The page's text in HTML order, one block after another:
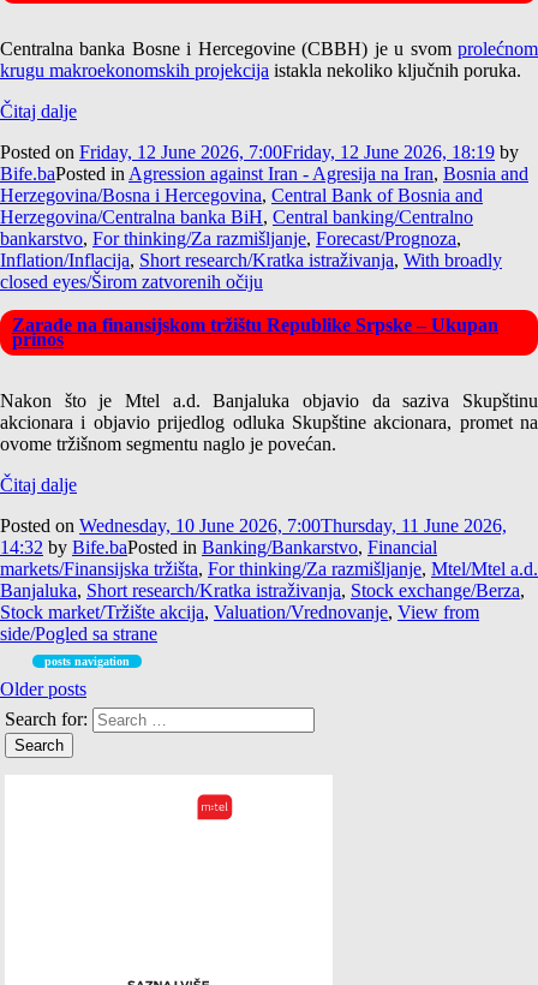
Centralna banka Bosne i Hercegovine (CBBH) je u svom prolećnom
krugu makroekonomskih projekcija istakla nekoliko ključnih poruka.
Čitaj dalje
Posted on Friday, 12 June 2026, 7:00Friday, 12 June 2026, 18:19 by
Bife.baPosted inAgression against Iran - Agresija na Iran, Bosnia and
Herzegovina/Bosna i Hercegovina, Central Bank of Bosnia and
Herzegovina/Centralna banka BiH, Central banking/Centralno
bankarstvo, For thinking/Za razmišljanje, Forecast/Prognoza,
Inflation/Inflacija, Short research/Kratka istraživanja, With broadly
closed eyes/Širom zatvorenih očiju
Zarade na finansijskom tržištu Republike Srpske – Ukupan
prinos
Nakon što je Mtel a.d. Banjaluka objavio da saziva Skupštinu
akcionara i objavio prijedlog odluka Skupštine akcionara, promet na
ovome tržišnom segmentu naglo je povećan.
Čitaj dalje
Posted on Wednesday, 10 June 2026, 7:00Thursday, 11 June 2026,
14:32 by Bife.baPosted in Banking/Bankarstvo, Financial
markets/Finansijska tržišta, For thinking/Za razmišljanje, Mtel/Mtel a.d.
Banjaluka, Short research/Kratka istraživanja, Stock exchange/Berza,
Stock market/Tržište akcija, Valuation/Vrednovanje, View from
side/Pogled sa strane
posts navigation
Older posts
Search for: